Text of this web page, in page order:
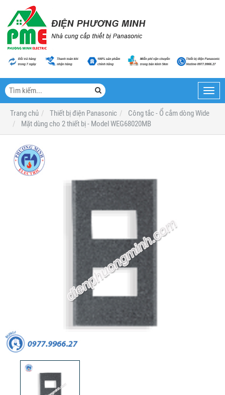
Trang chủ
Thiết bị điện Panasonic
Công tắc - Ổ cắm dòng Wide
Mặt dùng cho 2 thiết bị - Model WEG68020MB